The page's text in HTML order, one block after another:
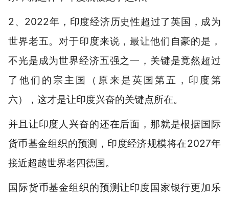
2、2022年，印度经济历史性超过了英国，成为
世界老五。对于印度来说，最让他们自豪的是，
不光是成为世界经济五强之一，关键是竟然超过
了他们的宗主国（原来是英国第五，印度第
六），这才是让印度兴奋的关键点所在。
并且让印度人兴奋的还在后面，那就是根据国际
货币基金组织的预测，印度经济规模将在2027年
接近超越世界老四德国。
国际货币基金组织的预测让印度国家银行更加乐